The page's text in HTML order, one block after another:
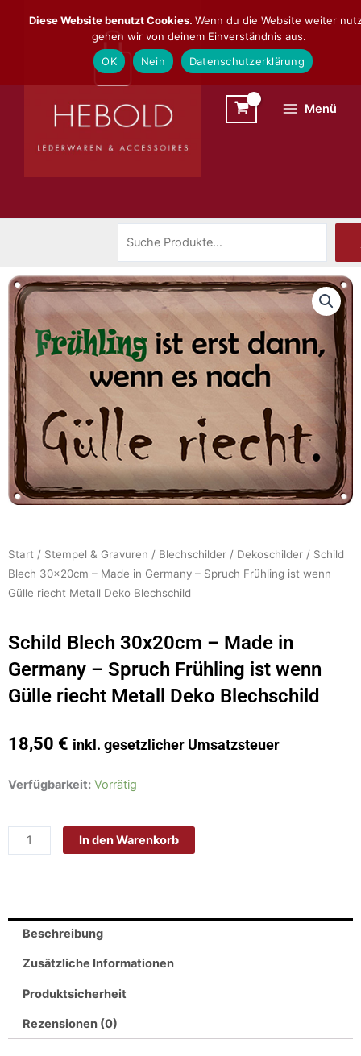
Inhalt
Menü
Start / Stempel & Gravuren / Blechschilder / Dekoschilder / Schild
Blech 30x20cm – Made in Germany – Spruch Frühling ist wenn
Gülle riecht Metall Deko Blechschild
Schild Blech 30x20cm – Made in
Germany – Spruch Frühling ist wenn
Gülle riecht Metall Deko Blechschild
18,50 € inkl. gesetzlicher Umsatzsteuer
Verfügbarkeit: Vorrätig
Schild
-
Spruch
Frühling
wenn
Gülle
riecht
In den Warenkorb
Beschreibung
Zusätzliche Informationen
Produktsicherheit
Rezensionen (0)
Diese Website benutzt Cookies. Wenn du die Website weiter
gehen wir von deinem Einverständnis aus.
OK
Nein Datenschutzerklärung